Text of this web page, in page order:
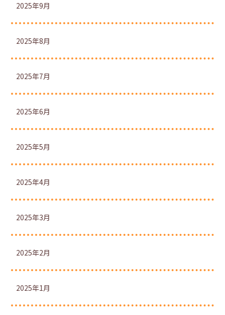
2025年9月
2025年8月
2025年7月
2025年6月
2025年5月
2025年4月
2025年3月
2025年2月
2025年1月